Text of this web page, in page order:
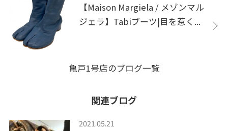
【Maison Margiela / メゾンマル
ジェラ】Tabiブーツ|目を惹く...
亀戸1号店のブログ一覧
関連ブログ
2021.05.21